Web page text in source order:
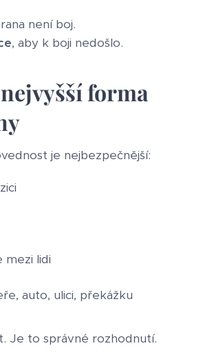
není boj.
, aby k boji nedošlo.
forma
je nejbezpečnější:
mezi lidi
auto, ulici, překážku
Je to správné rozhodnutí.